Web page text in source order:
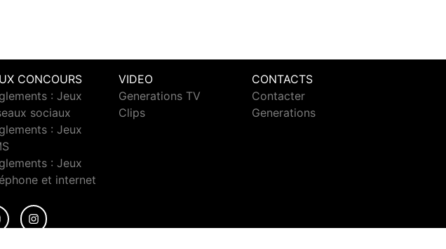
CONCOURS
: Jeux
sociaux
: Jeux
: Jeux
et internet
VIDEO
Generations TV
Clips
CONTACTS
Contacter
Generations